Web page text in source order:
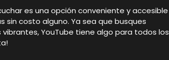
es una opción conveniente y accesible
costo alguno. Ya sea que busques
YouTube tiene algo para todos los